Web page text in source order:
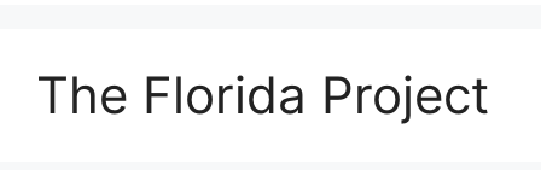
The Florida Project